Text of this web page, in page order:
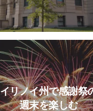
イリノイ州で感謝祭
週末を楽しむ
続きを読む